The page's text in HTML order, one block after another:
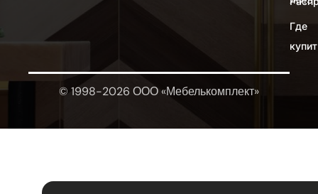
Где
© 1998-2026 ООО «Мебелькомплект»